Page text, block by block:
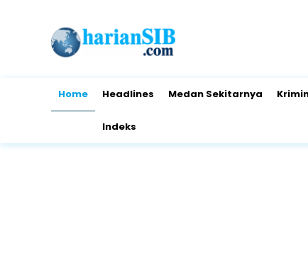
Home Headlines Medan Sekitarnya
Indeks